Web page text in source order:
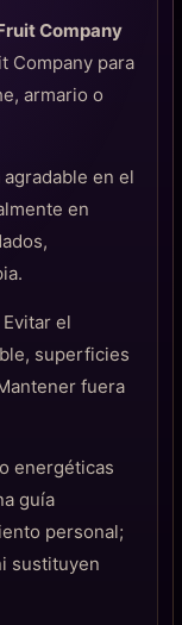
Company
Company para
armario o
en el
en
el
superficies
fuera
energéticas
guía
personal;
sustituyen